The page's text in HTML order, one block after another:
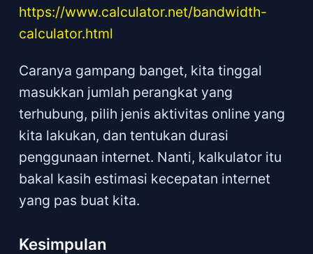
https://www.calculator.net/bandwidth-
calculator.html
Caranya gampang banget, kita tinggal
masukkan jumlah perangkat yang
terhubung, pilih jenis aktivitas online yang
kita lakukan, dan tentukan durasi
penggunaan internet. Nanti, kalkulator itu
bakal kasih estimasi kecepatan internet
yang pas buat kita.
Kesimpulan